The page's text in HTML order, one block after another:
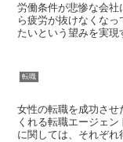
労働条件が悲惨な会
ら疲労が抜けなくな
たいという望みを実現
転職
女性の転職を成功さ
くれる転職エージェ
に関しては、それぞ